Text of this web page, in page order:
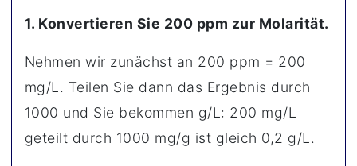
1. Konvertieren Sie 200 ppm zur Molarität.
Nehmen wir zunächst an 200 ppm = 200
mg/L. Teilen Sie dann das Ergebnis durch
1000 und Sie bekommen g/L: 200 mg/L
geteilt durch 1000 mg/g ist gleich 0,2 g/L.